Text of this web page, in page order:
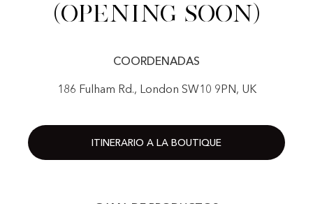
(Opening Soon)
COORDENADAS
186 Fulham Rd., London SW10 9PN, UK
ITINERARIO A LA BOUTIQUE